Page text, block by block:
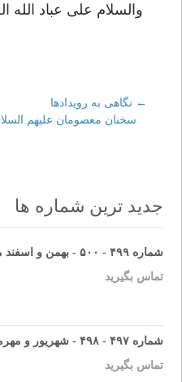
والسلام على عباد الله
Post
← نگاهى به رويدادها
سخنان معصومان عليهم
جدید ترین شماره ها
شماره ۴۹۹ - ۵۰۰ - بهمن و اسفند ماه ۱۴۰۴
تماس بگیرید
شماره ۴۹۷ - ۴۹۸ - شهریور و مهرماه ۱۴۰۴
تماس بگیرید